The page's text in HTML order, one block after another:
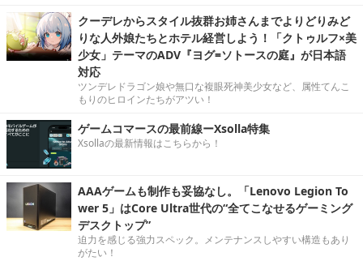
クーデレからスタイル抜群お姉さんまでよりどりみど
りな人外娘たちとホテル経営しよう！「クトゥルフ×美
少女」テーマのADV『ヨグ=ソトースの庭』が日本語
対応
ツンデレドラゴン娘や無口な複眼死神美少女など、属性てんこ
もりのヒロインたちがアツい！
ゲームコマースの最前線ーXsolla特集
Xsollaの最新情報はこちらから！
AAAゲームも制作も妥協なし。「Lenovo Legion To
wer 5」はCore Ultra世代の“全てこなせるゲーミング
デスクトップ”
迫力を感じる強力スペック。メンテナンスしやすい構造もあり
がたい！